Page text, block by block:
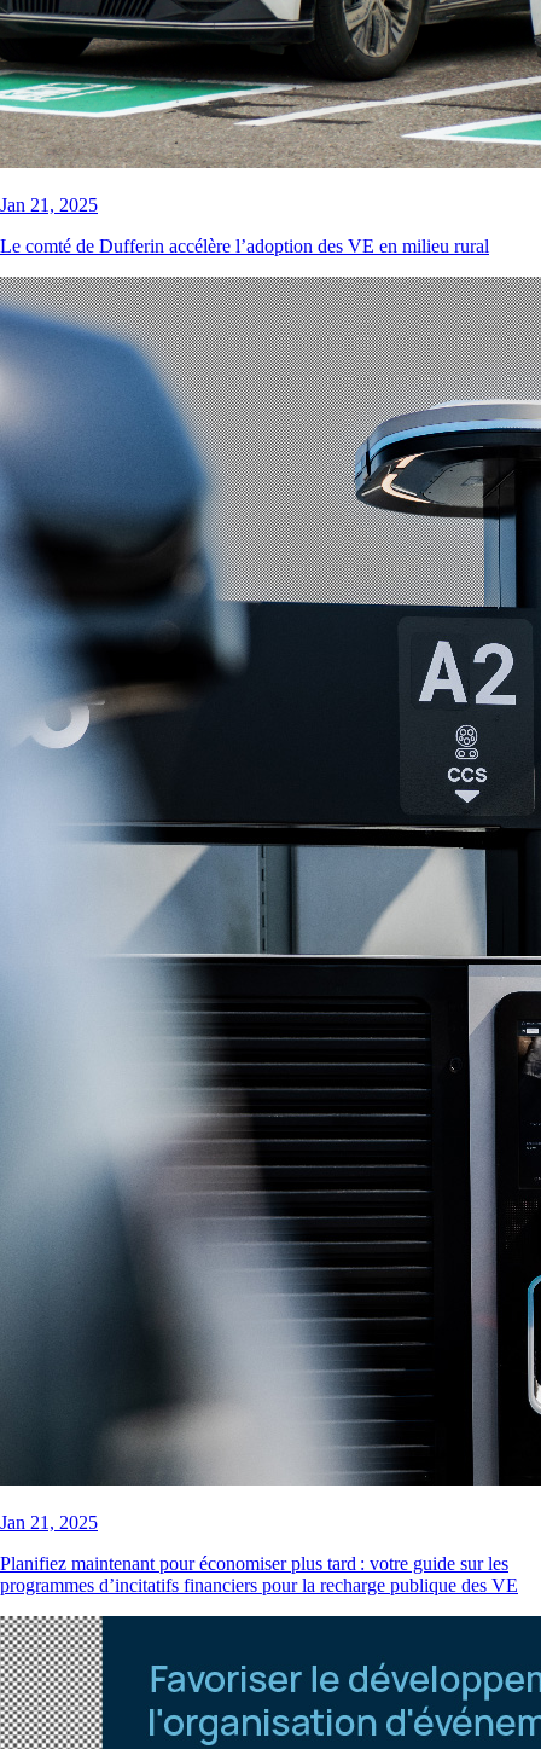
Jan 21, 2025
Le comté de Dufferin accélère l’adoption des VE en milieu rural
Jan 21, 2025
Planifiez maintenant pour économiser plus tard : votre guide sur les
programmes d’incitatifs financiers pour la recharge publique des VE